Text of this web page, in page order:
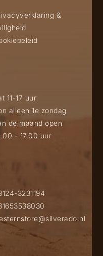
&
11-17 uur
alleen 1e zondag
de maand open
- 17.00 uur
3231194